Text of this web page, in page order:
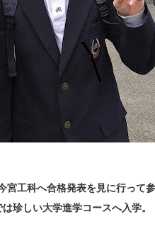
宮工科へ合格発表を見に行って
珍しい大学進学コースへ入学。